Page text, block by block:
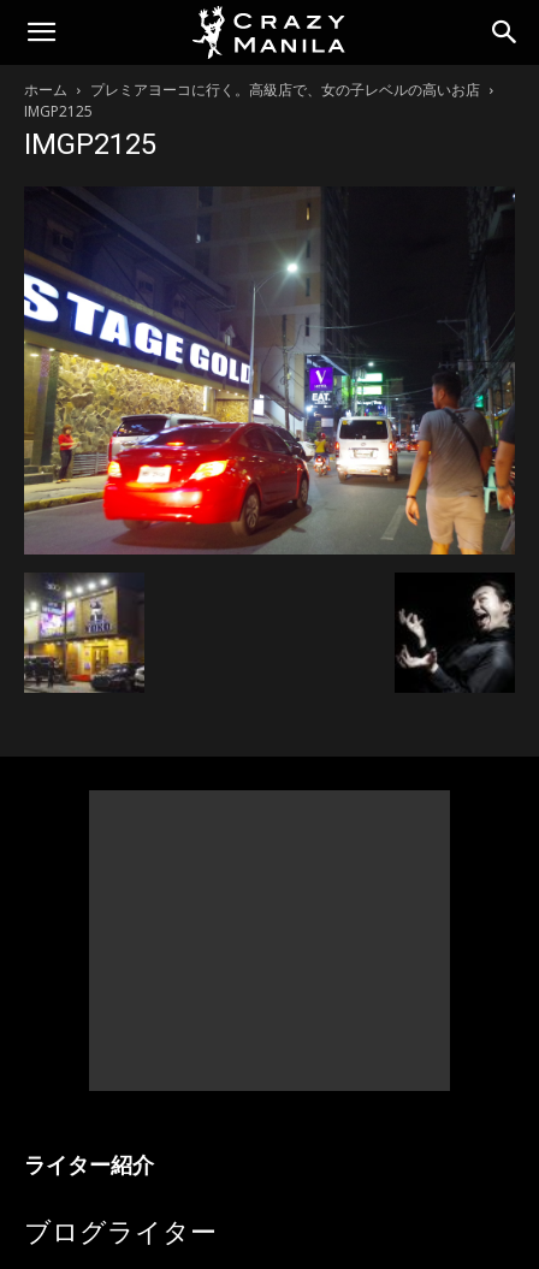
ホーム
プレミアヨーコに行く。高級店で、女の子レベルの高いお店
IMGP2125
IMGP2125
ライター紹介
ブログライター